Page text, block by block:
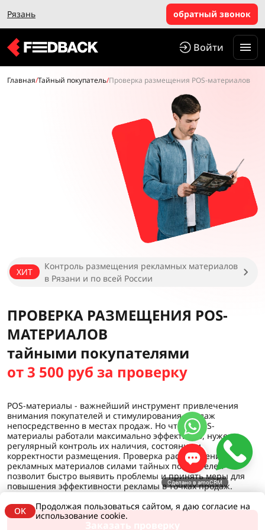
Рязань обратный звонок
Войти
Главная/Тайный покупатель/Проверка размещения POS-материалов
ХИТ
Контроль размещения рекламных материалов
в Рязани и по всей России
ПРОВЕРКА РАЗМЕЩЕНИЯ POS-
МАТЕРИАЛОВ
тайными покупателями
от 3 500 руб за проверку
POS-материалы - важнейший инструмент привлечения
внимания покупателей и стимулирования продаж
непосредственно в местах продаж. Но чтобы POS-
материалы работали максимально эффективно, нужен
регулярный контроль их наличия, состояния и
корректности размещения. Проверка расположения
рекламных материалов силами тайных покупателей
позволит быстро выявить проблемы и принять меры для
повышения эффективности рекламы в точках продаж.
OK
Продолжая пользоваться сайтом, я даю согласие на
использование cookie.
Сделано в amoCRM